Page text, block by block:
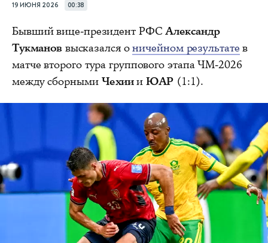
19 ИЮНЯ 2026 00:38
Бывший вице‑президент РФСАлександр
Тукманов высказался оничейном результате в
матче второго тура группового этапа ЧМ-2026
между сборными ЧехиииЮАР (1:1).